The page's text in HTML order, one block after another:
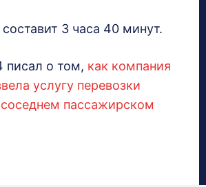
3 часа 40 минут.
писал о том, как компания
услугу перевозки
пассажирском